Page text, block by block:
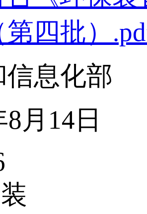
四批）
息化部
月14日